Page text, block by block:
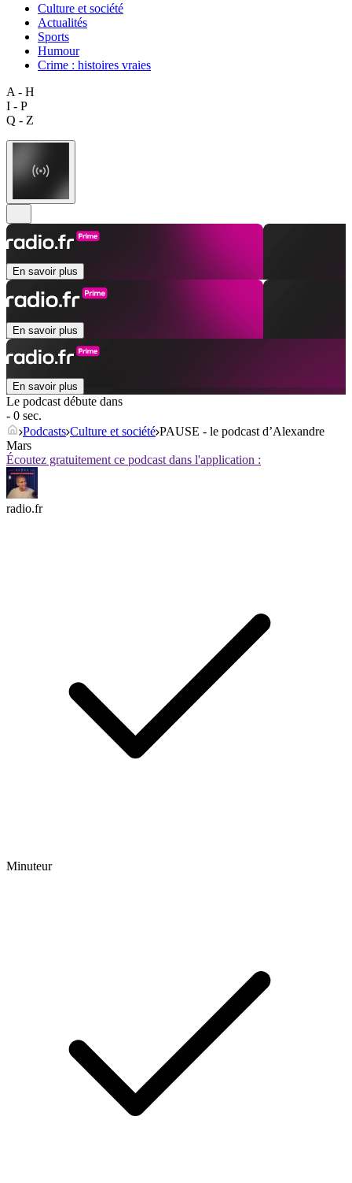
Culture et société
Actualités
Sports
Humour
Crime : histoires vraies
A - H
I - P
Q - Z
En savoir plus
En savoir plus
En savoir plus
Le podcast débute dans
- 0 sec.
Podcasts Culture et société PAUSE - le podcast d’Alexandre
Mars
Écoutez gratuitement ce podcast dans l'application :
radio.fr
Minuteur